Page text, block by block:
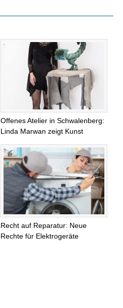
Offenes Atelier in Schwalenberg:
Linda Marwan zeigt Kunst
Recht auf Reparatur: Neue
Rechte für Elektrogeräte